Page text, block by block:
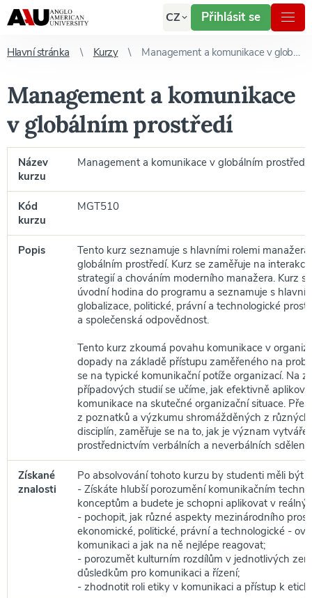
CZ Přihlásit se
Hlavní stránka Kurzy Management a komunikace v globálním prostředí
Management a komunikace
v globálním prostředí
Název
kurzu
Management a komunikace v globálním prostředí
Kód
kurzu
MGT510
Popis
Tento kurz seznamuje s hlavními rolemi
globálním prostředí. Kurz se zaměřuje na interakci
strategií a chováním moderního manažera. Kurz
úvodní hodina do programu a seznamuje s
globalizace, politické, právní a technologické
a společenská odpovědnost.
Tento kurz zkoumá povahu komunikace v
dopady na základě přístupu zaměřeného na
se na typické komunikační potíže organizací. Na
případových studií se učíme, jak efektivně
komunikace na skutečné organizační situace.
z poznatků a výzkumu shromážděných z
disciplín, zaměřuje se na to, jak je význam
prostřednictvím verbálních a neverbálních sdělení.
Získané
znalosti
Po absolvování tohoto kurzu by studenti měli být
- Získáte hlubší porozumění komunikačním
konceptům a budete je schopni aplikovat v
- pochopit, jak různé aspekty mezinárodního
ekonomické, politické, právní a technologické -
komunikaci a jak na ně nejlépe reagovat;
- porozumět kulturním rozdílům v jednotlivých
důsledkům pro komunikaci a řízení;
- zhodnotit roli etiky v komunikaci a přístup k